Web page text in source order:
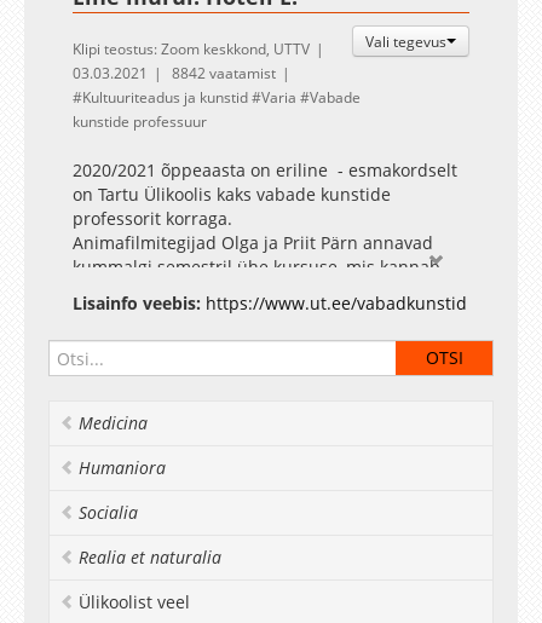
Vali tegevus
Klipi teostus: Zoom keskkond, UTTV
03.03.2021
8842 vaatamist
Kultuuriteadus ja kunstid
Varia
Vabade
kunstide professuur
2020/2021 õppeaasta on eriline - esmakordselt
on Tartu Ülikoolis kaks vabade kunstide
professorit korraga.
Animafilmitegijad Olga ja Priit Pärn annavad
kummalgi semestril ühe kursuse, mis kannab
pealkirja „Animatsioon: seest ja väljast“
(HVVK.14.147).
HVVK.14.147
Näidates, millistest osistest animafilm koosneb,
milliseid vahendeid soovitud tulemuse
saavutamiseks kasutatakse, mis toimub, kui
selgitades, kuidas omandada filmitegemise
– film –, on Pärnade eesmärgiks tekitada
soodustada selle huvi suunamist konkreetsesse
Lisainfo veebis: https://www.ut.ee/vabadkunstid
Medicina
Humaniora
Socialia
Realia et naturalia
Ülikoolist veel